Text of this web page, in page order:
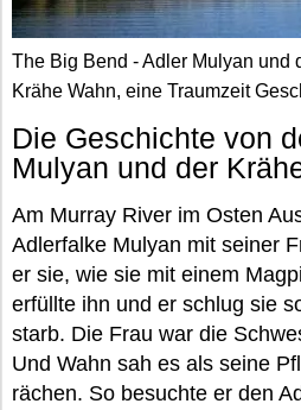
The Big Bend - Adler Mulyan und
Krähe Wahn, eine Traumzeit
Die Geschichte von
Mulyan und der
Am Murray River im Osten
Adlerfalke Mulyan mit seiner
er sie, wie sie mit einem
erfüllte ihn und er schlug sie
starb. Die Frau war die
Und Wahn sah es als seine
rächen. So besuchte er den